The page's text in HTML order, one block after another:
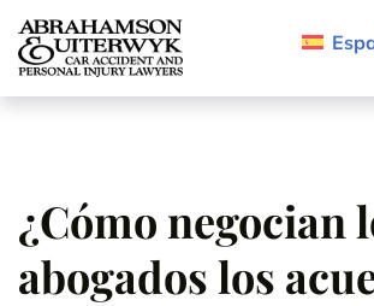
Skip to content
¿Cómo negocian
abogados los